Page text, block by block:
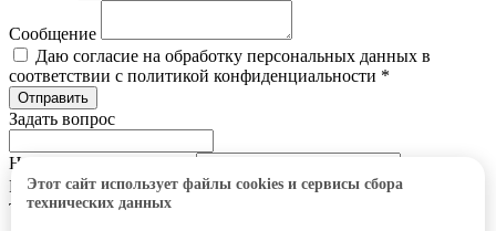
Сообщение
Даю согласие на обработку персональных данных в
соответствии с политикой конфиденциальности *
Задать вопрос
Наименование позиции
Ваше имя
Телефон
Этот сайт использует файлы cookies и сервисы сбора
технических данных